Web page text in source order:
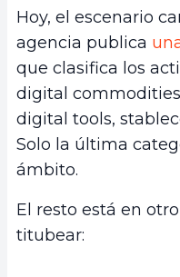
Hoy, el escenario
agencia publica
que clasifica los
digital
digital tools,
Solo la última
ámbito.
El resto está en
titubear: